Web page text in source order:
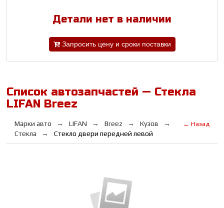
Детали нет в наличии
Запросить цену и сроки поставки
Список автозапчастей — Стекла
LIFAN Breez
Марки авто LIFAN Breez
Кузов
Стекла
Стекло двери передней левой
← Назад